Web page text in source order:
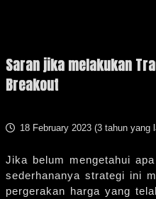
Saran jika melakukan
Breakout
18 February 2023 (3 tahun yang
Jika belum mengetahui
sederhananya strategi ini
pergerakan harga yang